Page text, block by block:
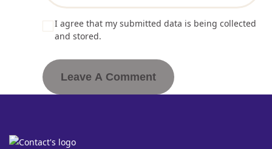
I agree that my submitted data is being collected
and stored.